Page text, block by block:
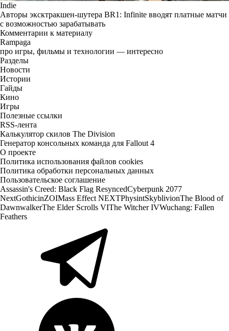
Indie
Авторы эксктракшен-шутера BR1: Infinite вводят платные матчи
с возможностью зарабатывать
Комментарии к материалу
Rampaga
про игры, фильмы и технологии — интересно
Разделы
Новости
Истории
Гайды
Кино
Игры
Полезные ссылки
RSS-лента
Калькулятор скилов The Division
Генератор консольных команда для Fallout 4
О проекте
Политика использования файлов cookies
Политика обработки персональных данных
Пользовательское соглашение
Assassin's Creed: Black Flag ResyncedCyberpunk 2077
NextGothicinZOIMass Effect NEXTPhysintSkyblivionThe Blood of
DawnwalkerThe Elder Scrolls VIThe Witcher IVWuchang: Fallen
Feathers